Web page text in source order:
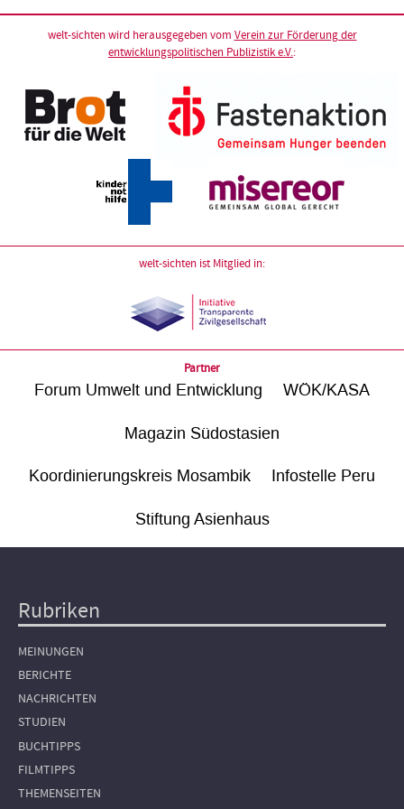
welt-sichten wird herausgegeben vom Verein zur Förderung der
entwicklungspolitischen Publizistik e.V.:
welt-sichten ist Mitglied in:
Partner
Forum Umwelt und Entwicklung WÖK/KASA
Magazin Südostasien
Koordinierungskreis Mosambik Infostelle Peru
Stiftung Asienhaus
Hauptnavigation
Rubriken
MEINUNGEN
BERICHTE
NACHRICHTEN
STUDIEN
BUCHTIPPS
FILMTIPPS
THEMENSEITEN